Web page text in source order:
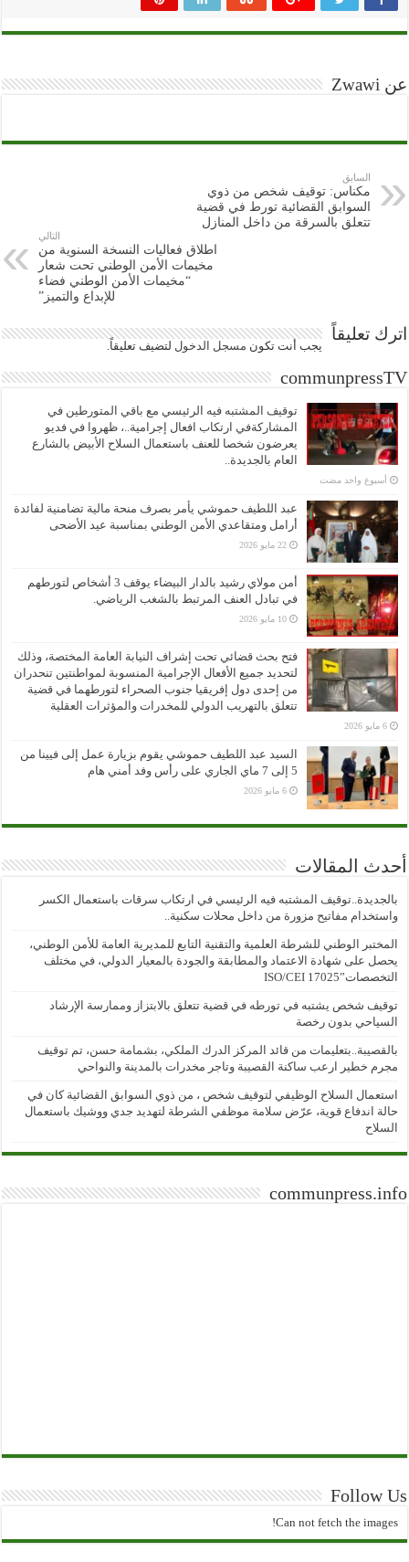
عن Zwawi
السابق
مكناس: توقيف شخص من ذوي
السوابق القضائية تورط في قضية
تتعلق بالسرقة من داخل المنازل
التالي
اطلاق فعاليات النسخة السنوية من
مخيمات الأمن الوطني تحت شعار
“مخيمات الأمن الوطني فضاء
للإبداع والتميز”
اترك تعليقاً
يجب أنت تكون مسجل الدخول لتضيف تعليقاً.
communpressTV
توقيف المشتبه فيه الرئيسي مع باقي المتورطين في
المشاركةفي ارتكاب افعال إجرامية..، ظهروا في فديو
يعرضون شخصا للعنف باستعمال السلاح الأبيض بالشارع
العام بالجديدة..
‏أسبوع واحد مضت
عبد اللطيف حموشي يأمر بصرف منحة مالية تضامنية لفائدة
أرامل ومتقاعدي الأمن الوطني بمناسبة عيد الأضحى
22 مايو 2026
أمن مولاي رشيد بالدار البيضاء يوقف 3 أشخاص لتورطهم
في تبادل العنف المرتبط بالشغب الرياضي.
10 مايو 2026
فتح بحث قضائي تحت إشراف النيابة العامة المختصة، وذلك
لتحديد جميع الأفعال الإجرامية المنسوبة لمواطنتين تنحدران
من إحدى دول إفريقيا جنوب الصحراء لتورطهما في قضية
تتعلق بالتهريب الدولي للمخدرات والمؤثرات العقلية
6 مايو 2026
السيد عبد اللطيف حموشي يقوم بزيارة عمل إلى فيينا من
5 إلى 7 ماي الجاري على رأس وفد أمني هام
6 مايو 2026
أحدث المقالات
بالجديدة..توقيف المشتبه فيه الرئيسي في ارتكاب سرقات باستعمال الكسر
واستخدام مفاتيح مزورة من داخل محلات سكنية..
المختبر الوطني للشرطة العلمية والتقنية التابع للمديرية العامة للأمن الوطني،
يحصل على شهادة الاعتماد والمطابقة والجودة بالمعيار الدولي، في مختلف
التخصصات”ISO/CEI 17025
توقيف شخص يشتبه في تورطه في قضية تتعلق بالابتزاز وممارسة الإرشاد
السياحي بدون رخصة
بالقصيبة..بتعليمات من قائد المركز الدرك الملكي، بشمامة حسن، تم توقيف
مجرم خطير ارعب ساكنة القصيبة وتاجر مخدرات بالمدينة والنواحي
استعمال السلاح الوظيفي لتوقيف شخص ، من ذوي السوابق القضائية كان في
حالة اندفاع قوية، عرّض سلامة موظفي الشرطة لتهديد جدي ووشيك باستعمال
السلاح
communpress.info
Follow Us
Can not fetch the images!